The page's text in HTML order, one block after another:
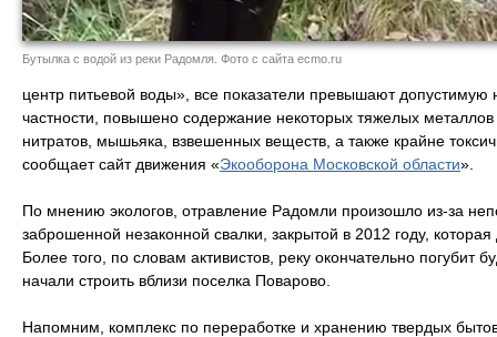
Бутылка с водой из реки Радомля. Фото с сайта ecmo.ru
центр питьевой воды», все показатели превышают допустимую
частности, повышено содержание некоторых тяжелых
нитратов, мышьяка, взвешенных веществ, а также крайне
сообщает сайт движения «Экооборона Московской области».
По мнению экологов, отравление Радомли произошло из-за
заброшенной незаконной свалки, закрытой в 2012 году,
Более того, по словам активистов, реку окончательно погубит
начали строить вблизи поселка Поварово.
Напомним, комплекс по переработке и хранению твердых